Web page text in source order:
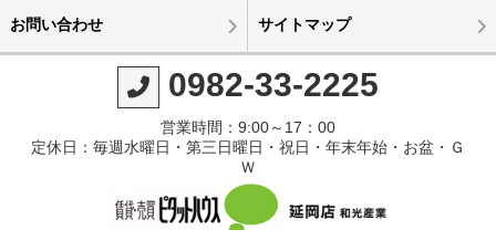
お問い合わせ サイトマップ
0982-33-2225
営業時間：9:00～17：00
定休日：毎週水曜日・第三日曜日・祝日・年末年始・お盆・Ｇ
Ｗ